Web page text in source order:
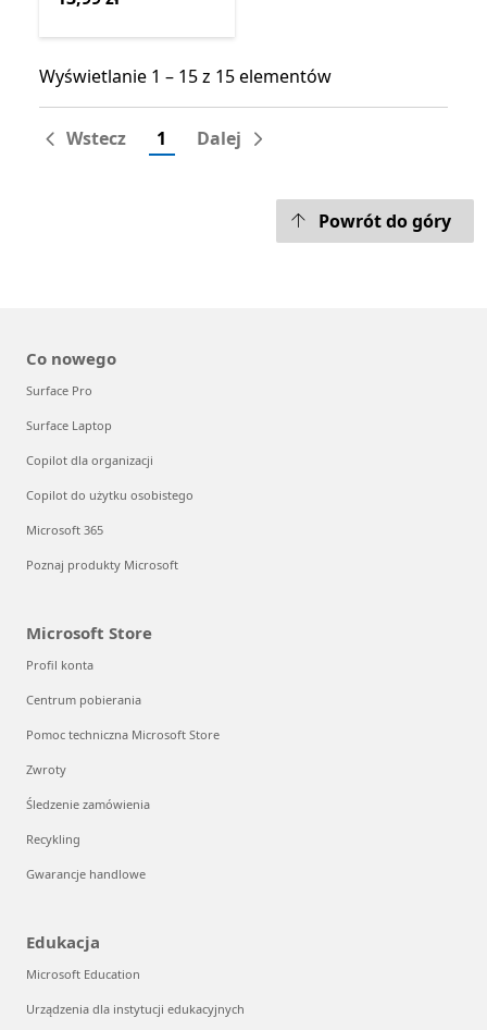
Wyświetlanie 1 – 15 z 15 elementów
Wyświetlanie 1 – 15 z 15 elementów
Wstecz 1 Dalej
Powrót do góry
Co nowego
Surface Pro
Surface Laptop
Copilot dla organizacji
Copilot do użytku osobistego
Microsoft 365
Poznaj produkty Microsoft
Microsoft Store
Profil konta
Centrum pobierania
Pomoc techniczna Microsoft Store
Zwroty
Śledzenie zamówienia
Recykling
Gwarancje handlowe
Edukacja
Microsoft Education
Urządzenia dla instytucji edukacyjnych